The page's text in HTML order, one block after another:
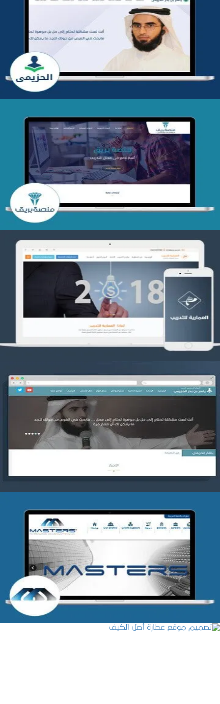
تطوير موقع المدرب ياسر الحزيمي
التفاصيل
تصميم منصة بريق
التفاصيل
تصميم العمارية للتدريب
التفاصيل
موقع ياسر بن بدر الحزيمي
التفاصيل
شركة MASTERS للتدريب
التفاصيل